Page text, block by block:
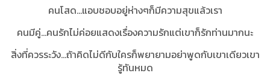
คนโสด...แอบชอบอยู่ห่างๆก็มีความสุขแล้วเรา
คนมีคู่...คนรักไม่ค่อยแสดงเรื่องความรักแต่เขาก็รักท่านมากนะ
สิ่งที่ควรระวัง...ถ้าคิดไม่ดีกับใครก็พยายามอย่าพูดกับเขาเดียวเขา
รู้ทันหมด